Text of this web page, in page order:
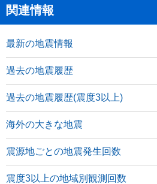
関連情報
最新の地震情報
過去の地震履歴
過去の地震履歴(震度3以上)
海外の大きな地震
震源地ごとの地震発生回数
震度3以上の地域別観測回数